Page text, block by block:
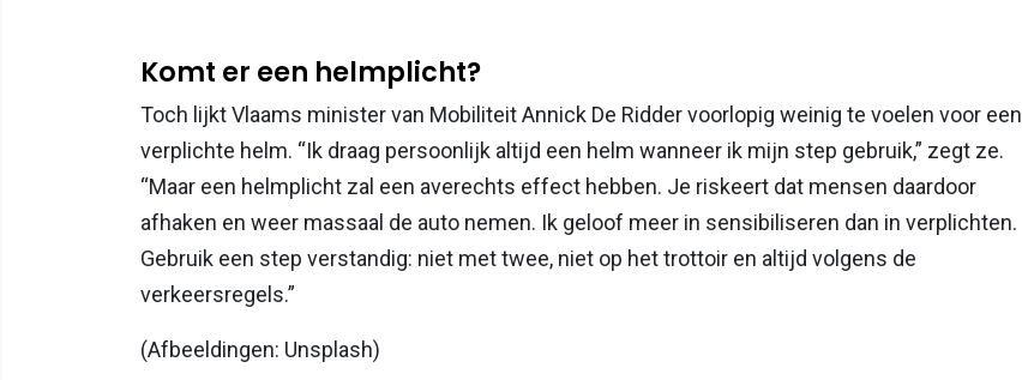
Komt er een helmplicht?
Toch lijkt Vlaams minister van Mobiliteit Annick De Ridder voorlopig weinig te voelen voor een
verplichte helm. “Ik draag persoonlijk altijd een helm wanneer ik mijn step gebruik,” zegt ze.
“Maar een helmplicht zal een averechts effect hebben. Je riskeert dat mensen daardoor
afhaken en weer massaal de auto nemen. Ik geloof meer in sensibiliseren dan in verplichten.
Gebruik een step verstandig: niet met twee, niet op het trottoir en altijd volgens de
verkeersregels.”
(Afbeeldingen: Unsplash)